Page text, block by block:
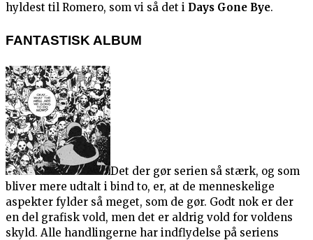
hyldest til Romero, som vi så det i Days Gone Bye.
FANTASTISK ALBUM
Det der gør serien så stærk, og som
bliver mere udtalt i bind to, er, at de menneskelige
aspekter fylder så meget, som de gør. Godt nok er der
en del grafisk vold, men det er aldrig vold for voldens
skyld. Alle handlingerne har indflydelse på seriens